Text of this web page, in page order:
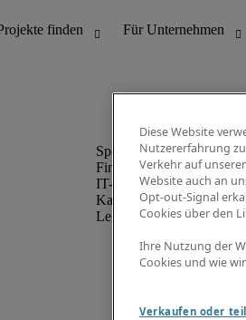
Finanz- &
IT-Bereich
Kaufmännischer Bereich
Legal
Diese Website
Nutzererfahrung
Verkehr auf
Website auch an
Opt-out-Signal
Cookies über den
Ihre Nutzung der
Cookies und wie
Verkaufen oder